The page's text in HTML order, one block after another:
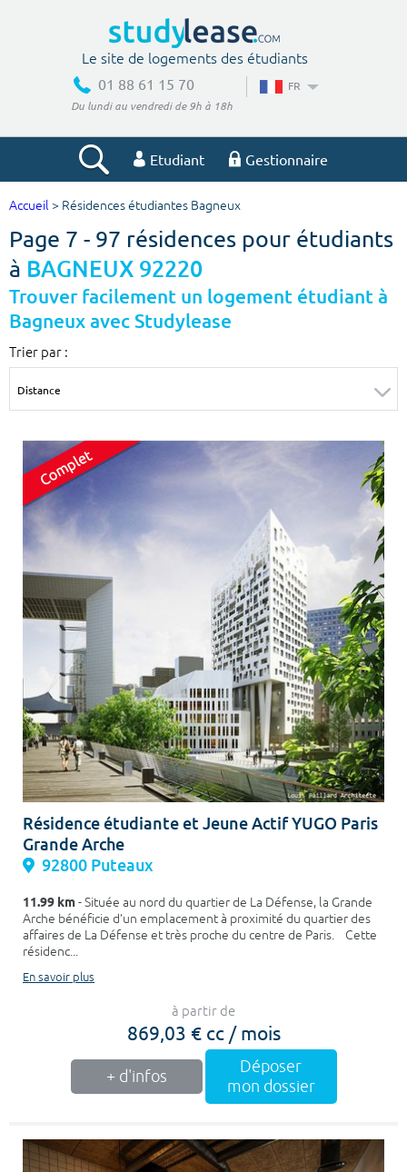
Le site de logements des étudiants
01 88 61 15 70
Du lundi au vendredi de 9h à 18h
FR
Etudiant Gestionnaire
Votre recherche
Ville, école
m² m²
Type de location
Colocation
Votre date d'entrée
Chercher
Accueil > Résidences étudiantes Bagneux
Page 7 - 97 résidences pour étudiants
à BAGNEUX 92220
Trouver facilement un logement étudiant à
Bagneux avec Studylease
Trier par :
Résidence étudiante et Jeune Actif YUGO Paris
Grande Arche
92800 Puteaux
11.99 km- Située au nord du quartier de La Défense, la Grande
Arche bénéficie d’un emplacement à proximité du quartier des
affaires de La Défense et très proche du centre de Paris. Cette
résidenc...
En savoir plus
à partir de
869,03 € cc / mois
+ d'infos
Déposer
mon dossier